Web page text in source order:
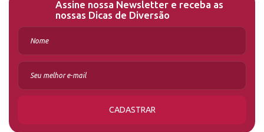
Assine nossa Newsletter e receba as
nossas Dicas de Diversão
CADASTRAR